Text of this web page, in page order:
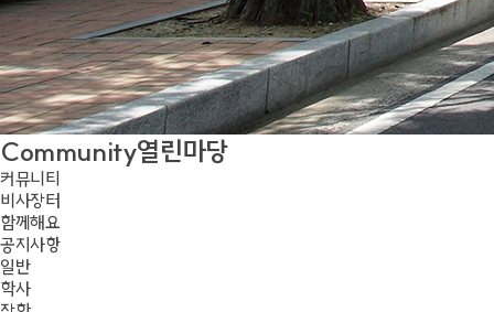
Community열린마당
커뮤니티
비사장터
함께해요
공지사항
일반
학사